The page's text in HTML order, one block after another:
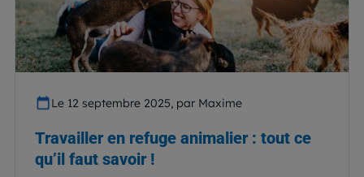
Le 12 septembre 2025, par Maxime
Travailler en refuge animalier : tout ce
qu’il faut savoir !